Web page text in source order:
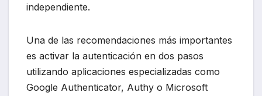
independiente.
Una de las recomendaciones más importantes
es activar la autenticación en dos pasos
utilizando aplicaciones especializadas como
Google Authenticator, Authy o Microsoft